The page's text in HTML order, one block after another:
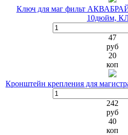
Ключ для маг фильт
10дюйм,
47
руб
20
коп
Кронштейн крепления для
242
руб
40
коп